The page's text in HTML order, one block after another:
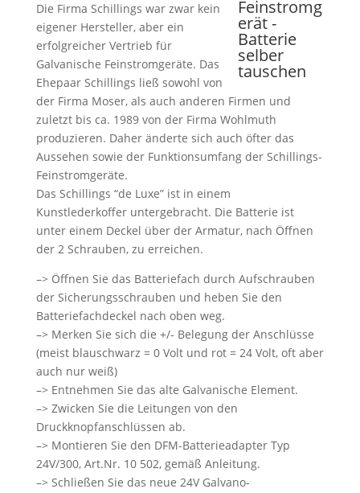
Die Firma Schillings war zwar kein
eigener Hersteller, aber ein
erfolgreicher Vertrieb für
Galvanische Feinstromgeräte. Das
Ehepaar Schillings ließ sowohl von
der Firma Moser, als auch anderen Firmen und
zuletzt bis ca. 1989 von der Firma Wohlmuth
produzieren. Daher änderte sich auch öfter das
Aussehen sowie der Funktionsumfang der Schillings-
Feinstromgeräte.
Das Schillings “de Luxe” ist in einem
Kunstlederkoffer untergebracht. Die Batterie ist
unter einem Deckel über der Armatur, nach Öffnen
der 2 Schrauben, zu erreichen.
–> Öffnen Sie das Batteriefach durch Aufschrauben
der Sicherungsschrauben und heben Sie den
Batteriefachdeckel nach oben weg.
–> Merken Sie sich die +/- Belegung der Anschlüsse
(meist blauschwarz = 0 Volt und rot = 24 Volt, oft aber
auch nur weiß)
–> Entnehmen Sie das alte Galvanische Element.
–> Zwicken Sie die Leitungen von den
Druckknopfanschlüssen ab.
–> Montieren Sie den DFM-Batterieadapter Typ
24V/300, Art.Nr. 10 502, gemäß Anleitung.
–> Schließen Sie das neue 24V Galvano-